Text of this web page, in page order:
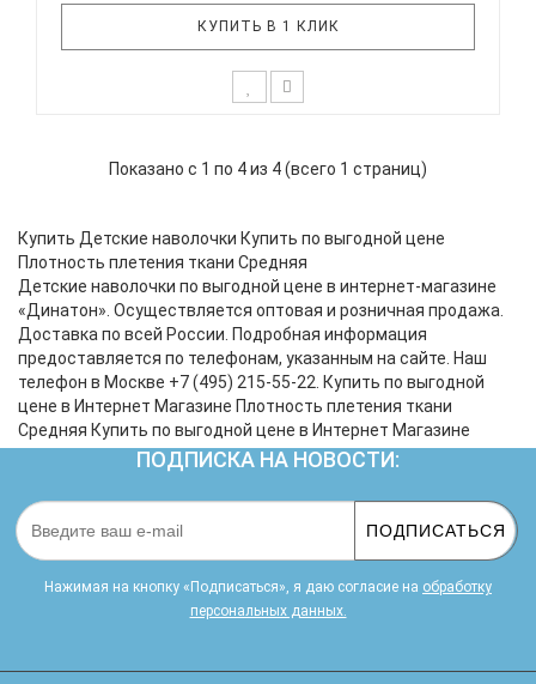
КУПИТЬ В 1 КЛИК
каждый родитель подходит очень основательно.
веселый рисунок, высокая устойчивость к частым
стиркам – очень важные пар..
Показано с 1 по 4 из 4 (всего 1 страниц)
Купить Детские наволочки Купить по выгодной цене
Плотность плетения ткани Средняя
Детские наволочки по выгодной цене в интернет-магазине
«Динатон». Осуществляется оптовая и розничная продажа.
Доставка по всей России. Подробная информация
предоставляется по телефонам, указанным на сайте. Наш
телефон в Москве +7 (495) 215-55-22. Купить по выгодной
цене в Интернет Магазине Плотность плетения ткани
Средняя Купить по выгодной цене в Интернет Магазине
ПОДПИСКА НА НОВОСТИ:
ПОДПИСАТЬСЯ
Нажимая на кнопку «Подписаться», я даю cогласие на обработку
персональных данных.